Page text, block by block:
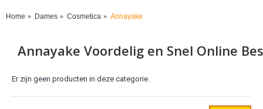
Home Dames Cosmetica Annayake
Annayake Voordelig en Snel Online
Er zijn geen producten in deze categorie.